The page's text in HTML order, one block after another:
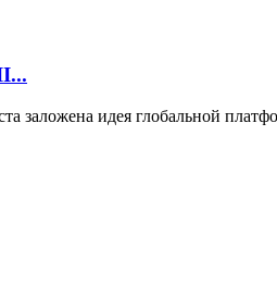
заложена идея глобальной